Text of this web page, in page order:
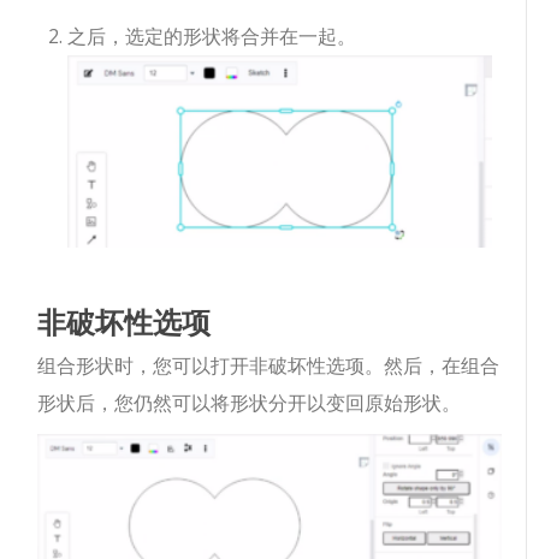
之后，选定的形状将合并在一起。
非破坏性选项
组合形状时，您可以打开非破坏性选项。然后，在组合
形状后，您仍然可以将形状分开以变回原始形状。